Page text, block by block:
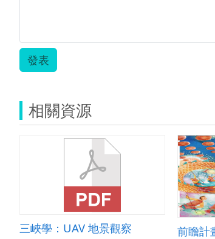
發表
相關資源
三峽學：UAV 地景觀察 前瞻計